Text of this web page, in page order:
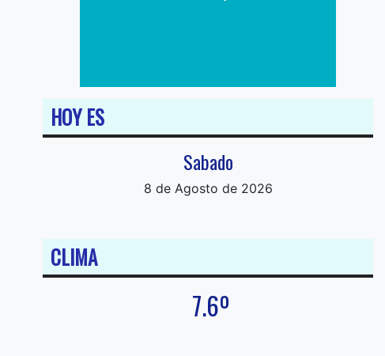
HOY ES
Sabado
8 de Agosto de 2026
CLIMA
7.6º